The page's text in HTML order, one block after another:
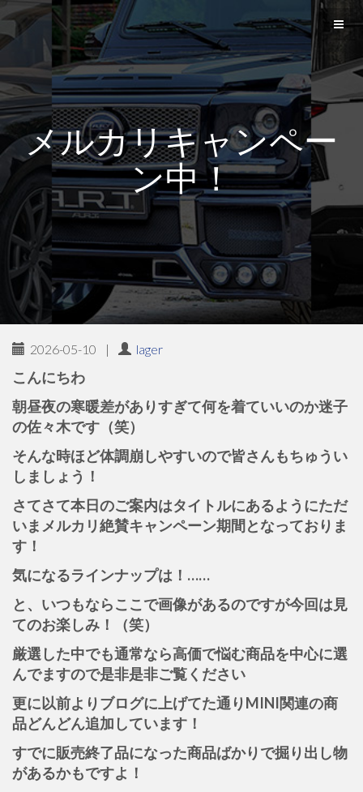
メルカリキャンペー
ン中！
2026-05-10 | lager
こんにちわ
朝昼夜の寒暖差がありすぎて何を着ていいのか迷子
の佐々木です（笑）
そんな時ほど体調崩しやすいので皆さんもちゅうい
しましょう！
さてさて本日のご案内はタイトルにあるようにただ
いまメルカリ絶賛キャンペーン期間となっておりま
す！
気になるラインナップは！……
と、いつもならここで画像があるのですが今回は見
てのお楽しみ！（笑）
厳選した中でも通常なら高価で悩む商品を中心に選
んでますので是非是非ご覧ください
更に以前よりブログに上げてた通りMINI関連の商
品どんどん追加しています！
すでに販売終了品になった商品ばかりで掘り出し物
があるかもですよ！